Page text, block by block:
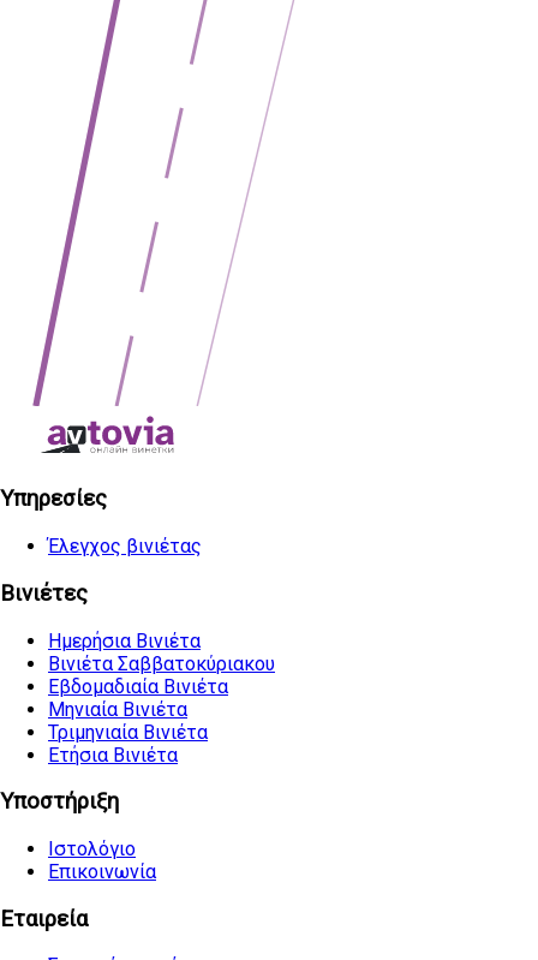
Υπηρεσίες
Έλεγχος βινιέτας
Βινιέτες
Ημερήσια Βινιέτα
Βινιέτα Σαββατοκύριακου
Εβδομαδιαία Βινιέτα
Μηνιαία Βινιέτα
Τριμηνιαία Βινιέτα
Ετήσια Βινιέτα
Υποστήριξη
Ιστολόγιο
Επικοινωνία
Εταιρεία